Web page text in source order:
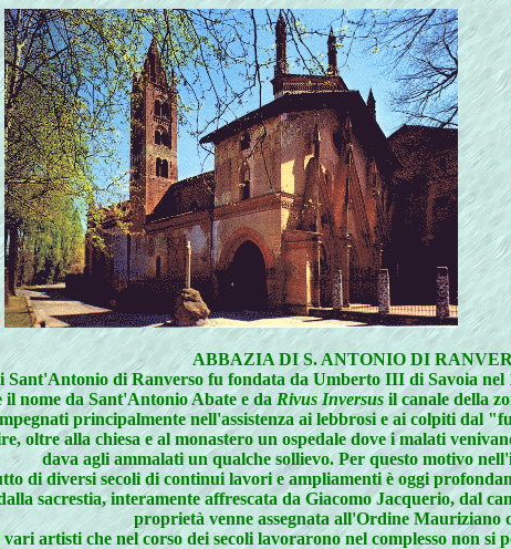
ABBAZIA DI S. ANTONIO DI
di Ranverso fu fondata da Umberto III di Savoia nel
il nome da Sant'Antonio Abate e daRivus Inversusil canale della
principalmente nell'assistenza ai lebbrosi e ai colpiti dal
oltre alla chiesa e al monastero un ospedale dove i malati
dava agli ammalati un qualche sollievo. Per questo motivo
di diversi secoli di continui lavori e ampliamenti è oggi
sacrestia, interamente affrescata da Giacomo Jacquerio, dal
proprietà venne assegnata all'Ordine Mauriziano
artisti che nel corso dei secoli lavorarono nel complesso non